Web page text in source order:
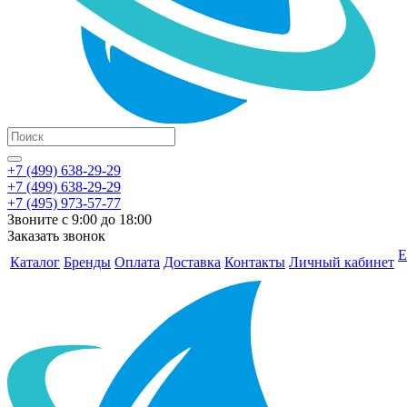
+7 (499) 638-29-29
+7 (499) 638-29-29
+7 (495) 973-57-77
Звоните с 9:00 до 18:00
Заказать звонок
Каталог Бренды Оплата Доставка Контакты Личный кабинет